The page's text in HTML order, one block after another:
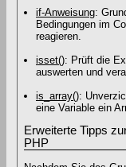
if-Anweisung:
Bedingungen im
reagieren.
isset(): Prüft die
auswerten und
is_array():
eine Variable ein
Erweiterte Tipps
PHP